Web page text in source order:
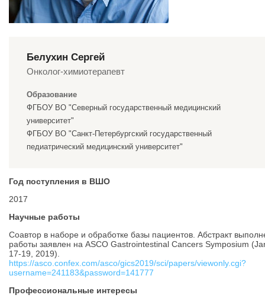
Белухин Сергей
Онколог-химиотерапевт
Образование
ФГБОУ ВО "Северный государственный медицинский
университет"
ФГБОУ ВО "Санкт-Петербургский государственный
педиатрический медицинский университет"
Год поступления в ВШО
2017
Научные работы
Соавтор в наборе и обработке базы пациентов. Абстракт
работы заявлен на ASCO Gastrointestinal Cancers Symposium
17-19, 2019).
https://asco.confex.com/asco/gics2019/sci/papers/viewonly.cgi?
username=241183&password=141777
Профессиональные интересы